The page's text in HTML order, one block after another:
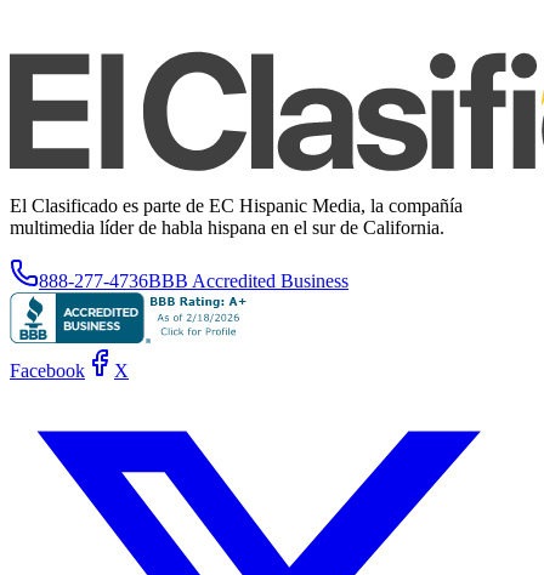
El Clasificado es parte de EC Hispanic Media, la compañía
multimedia líder de habla hispana en el sur de California.
888-277-4736BBB Accredited Business
Facebook X